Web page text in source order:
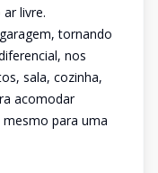
livre.
tornando
nos
sala, cozinha,
acomodar
para uma